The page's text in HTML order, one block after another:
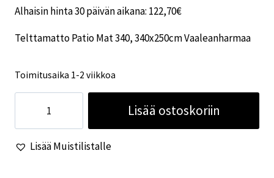
Alhaisin hinta 30 päivän aikana: 122,70€
Telttamatto Patio Mat 340, 340x250cm Vaaleanharmaa
Toimitusaika 1-2 viikkoa
Mat
340,
Lisää ostoskoriin
Lisää Muistilistalle